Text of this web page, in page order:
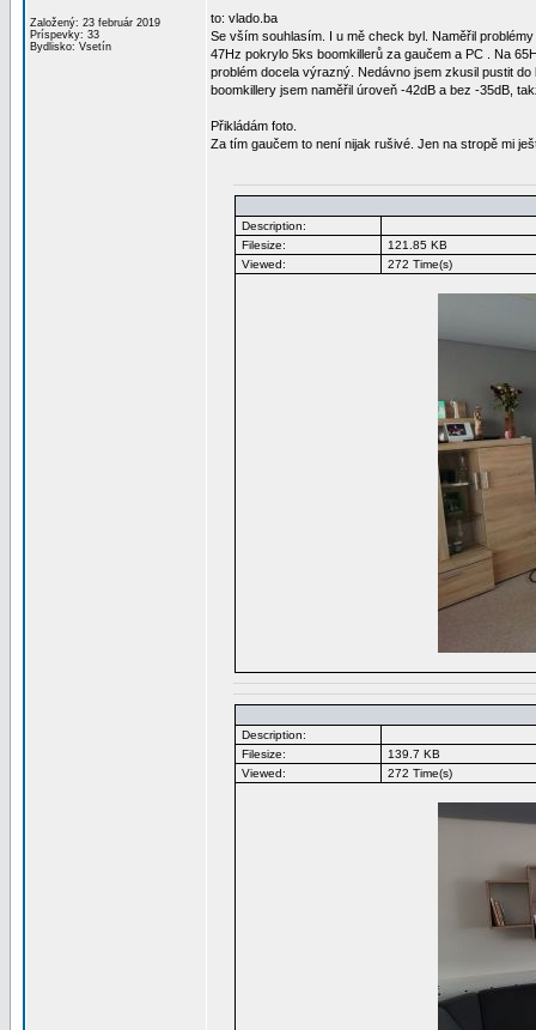
Založený: 23 február 2019
Príspevky: 33
Bydlisko: Vsetín
to: vlado.ba
Se vším souhlasím. I u mě check byl. Naměřil
47Hz pokrylo 5ks boomkillerů za gaučem a PC . Na
problém docela výrazný. Nedávno jsem zkusil pustit
boomkillery jsem naměřil úroveň -42dB a bez -35dB,
Přikládám foto.
Za tím gaučem to není nijak rušivé. Jen na stropě mi
Description:
Filesize:
121.85 KB
Viewed:
272 Time(s)
Description:
Filesize:
139.7 KB
Viewed:
272 Time(s)